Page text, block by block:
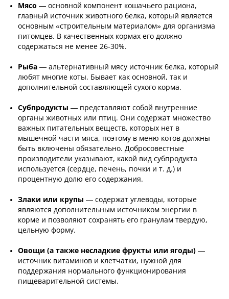
Мясо — основной компонент кошачьего рациона,
главный источник животного белка, который является
основным «строительным материалом» для организма
питомцев. В качественных кормах его должно
содержаться не менее 26-30%.
Рыба — альтернативный мясу источник белка, который
любят многие коты. Бывает как основной, так и
дополнительной составляющей сухого корма.
Субпродукты — представляют собой внутренние
органы животных или птиц. Они содержат множество
важных питательных веществ, которых нет в
мышечной части мяса, поэтому в меню котов должны
быть включены обязательно. Добросовестные
производители указывают, какой вид субпродукта
используется (сердце, печень, почки и т. д.) и
процентную долю его содержания.
Злаки или крупы — содержат углеводы, которые
являются дополнительным источником энергии в
корме и позволяют сохранять его гранулам твердую,
цельную форму.
Овощи (а также несладкие фрукты или ягоды) —
источник витаминов и клетчатки, нужной для
поддержания нормального функционирования
пищеварительной системы.